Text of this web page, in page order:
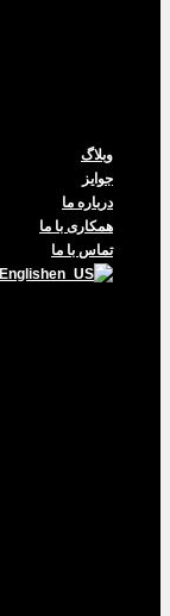
وبلاگ
جوایز
درباره ما
همکاری با ما
تماس با ما
English